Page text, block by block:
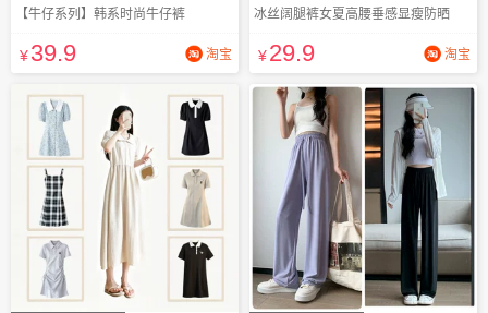
【牛仔系列】韩系时尚牛仔裤
¥39.9 淘宝
冰丝阔腿裤女夏高腰垂感显瘦防晒
¥29.9 淘宝